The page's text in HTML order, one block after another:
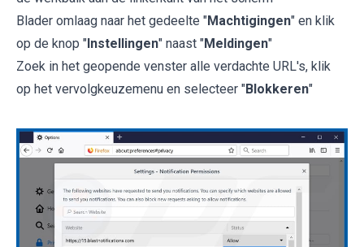
Blader omlaag naar het gedeelte "Machtigingen" en klik
op de knop " Instellingen" naast "Meldingen"
Zoek in het geopende venster alle verdachte URL's, klik
op het vervolgkeuzemenu en selecteer "Blokkeren"